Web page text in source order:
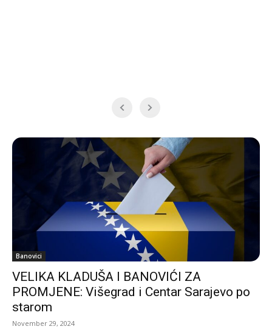
Banovici
VELIKA KLADUŠA I BANOVIĆI ZA
PROMJENE: Višegrad i Centar Sarajevo po
starom
November 29, 2024